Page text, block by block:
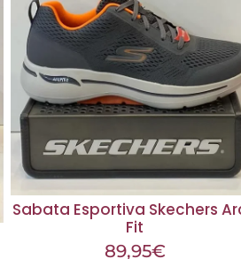
Sabata Esportiva Skechers
Fit
89,95€